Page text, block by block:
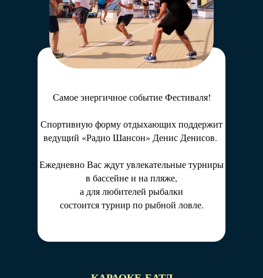
Самое энергичное событие Фестиваля!
Спортивную форму отдыхающих поддержит
ведущий «Радио Шансон» Денис Денисов.
Ежедневно Вас ждут увлекательные турниры
в бассейне и на пляже,
а для любителей рыбалки
состоится турнир по рыбной ловле.
«Радио Шансон» приглашает Вас
насладиться любимыми песнями
и побороться за почетный титул
«Бархатный Голос»!